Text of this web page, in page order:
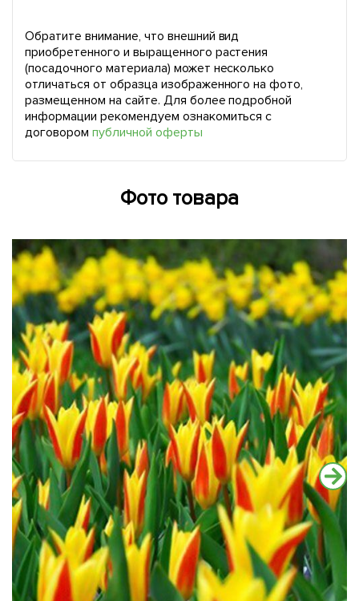
Обратите внимание, что внешний вид
приобретенного и выращенного растения
(посадочного материала) может несколько
отличаться от образца изображенного на фото,
размещенном на сайте. Для более подробной
информации рекомендуем ознакомиться с
договором публичной оферты
Фото товара